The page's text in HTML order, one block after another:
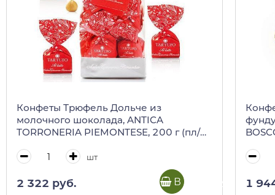
Конфеты Трюфель Дольче из
молочного шоколада, ANTICA
TORRONERIA PIEMONTESE, 200 г (пл/
шт
2 322 руб. В корзину 1